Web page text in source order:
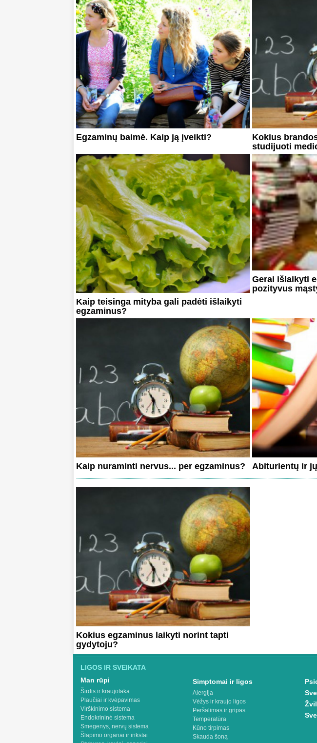
Egzaminų baimė. Kaip ją įveikti?
Kokius
studijuoti
Kaip teisinga mityba gali padėti išlaikyti
egzaminus?
Gerai išlaikyti
pozityvus
Kaip nuraminti nervus... per egzaminus? Abiturientų ir
Kokius egzaminus laikyti norint tapti
gydytoju?
LIGOS IR SVEIKATA
Man rūpi
Širdis ir kraujotaka
Plaučiai ir kvėpavimas
Virškinimo sistema
Endokrininė sistema
Smegenys, nervų sistema
Šlapimo organai ir inkstai
Simptomai ir ligos
Alergija
Vėžys ir kraujo ligos
Peršalimas ir gripas
Temperatūra
Kūno tirpimas
Skauda šoną